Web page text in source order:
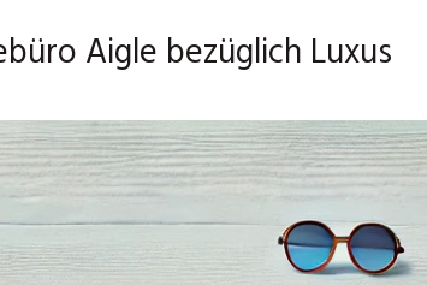
Aigle bezüglich Luxus